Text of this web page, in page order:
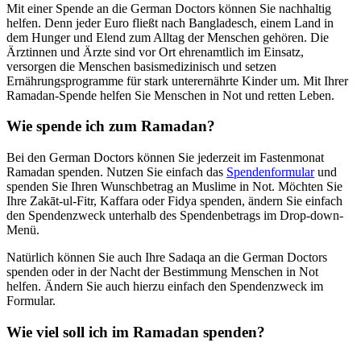
Mit einer Spende an die German Doctors können Sie nachhaltig
helfen. Denn jeder Euro fließt nach Bangladesch, einem Land in
dem Hunger und Elend zum Alltag der Menschen gehören. Die
Ärztinnen und Ärzte sind vor Ort ehrenamtlich im Einsatz,
versorgen die Menschen basismedizinisch und setzen
Ernährungsprogramme für stark unterernährte Kinder um. Mit Ihrer
Ramadan-Spende helfen Sie Menschen in Not und retten Leben.
Wie spende ich zum Ramadan?
Bei den German Doctors können Sie jederzeit im Fasten­monat
Ramadan spenden. Nutzen Sie einfach das Spendenformularund
spenden Sie Ihren Wunsch­betrag an Muslime in Not. Möchten Sie
Ihre Zakāt-ul-Fitr, Kaffara oder Fidya spenden, ändern Sie einfach
den Spenden­zweck unterhalb des Spenden­betrags im Drop-down-
Menü.
Natürlich können Sie auch Ihre Sadaqa an die German Doctors
spenden oder in der Nacht der Bestimmung Menschen in Not
helfen. Ändern Sie auch hierzu einfach den Spenden­zweck im
Formular.
Wie viel soll ich im Ramadan spenden?